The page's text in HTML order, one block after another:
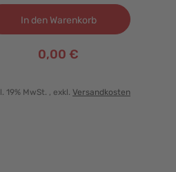
In den Warenkorb
0,00 €
19% MwSt. , exkl. Versandkosten